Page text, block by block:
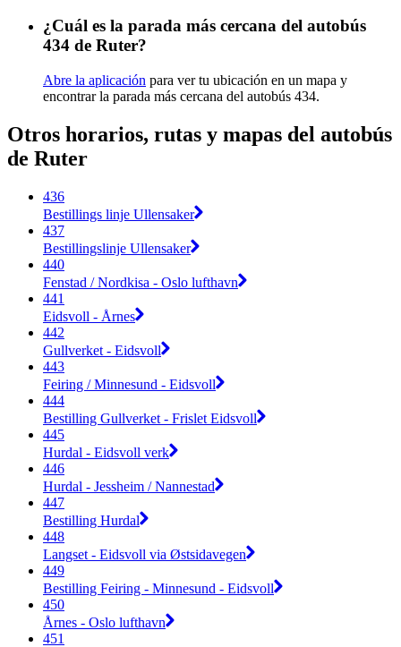
¿Cuál es la parada más cercana del autobús
434 de Ruter?
Abre la aplicación para ver tu ubicación en un mapa y
encontrar la parada más cercana del autobús 434.
Otros horarios, rutas y mapas del autobús
de Ruter
436
Bestillings linje Ullensaker
437
Bestillingslinje Ullensaker
440
Fenstad / Nordkisa - Oslo lufthavn
441
Eidsvoll - Årnes
442
Gullverket - Eidsvoll
443
Feiring / Minnesund - Eidsvoll
444
Bestilling Gullverket - Frislet Eidsvoll
445
Hurdal - Eidsvoll verk
446
Hurdal - Jessheim / Nannestad
447
Bestilling Hurdal
448
Langset - Eidsvoll via Østsidavegen
449
Bestilling Feiring - Minnesund - Eidsvoll
450
Årnes - Oslo lufthavn
451